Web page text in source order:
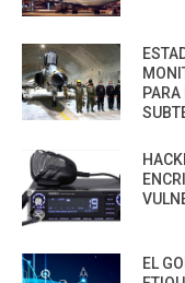
EL